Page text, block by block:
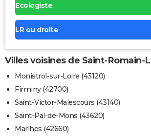
Ecologiste
LR ou droite
Villes voisines de Saint-Romain-
Monistrol-sur-Loire (43120)
Firminy (42700)
Saint-Victor-Malescours (43140)
Saint-Pal-de-Mons (43620)
Marlhes (42660)